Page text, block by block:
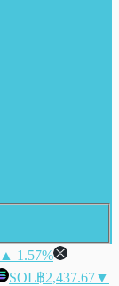
▲ 1.57%
SOL฿2,437.67▼